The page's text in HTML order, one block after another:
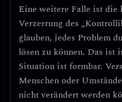
Eine weitere Falle ist die
Verzerrung des
glauben, jedes Problem
lösen zu können. Das ist
Situation ist formbar.
Menschen oder
nicht verändert werden